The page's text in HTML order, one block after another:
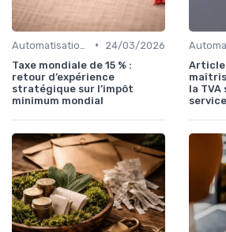
•
24/03/2026
Taxe mondiale de 15 % :
retour d’expérience
stratégique sur l’impôt
minimum mondial
Article
la